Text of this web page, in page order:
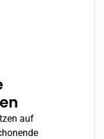
auf